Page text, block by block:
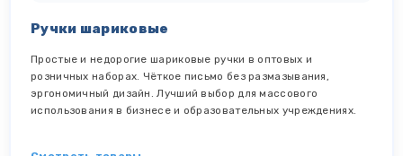
Ручки шариковые
Простые и недорогие шариковые ручки в оптовых и
розничных наборах. Чёткое письмо без размазывания,
эргономичный дизайн. Лучший выбор для массового
использования в бизнесе и образовательных учреждениях.